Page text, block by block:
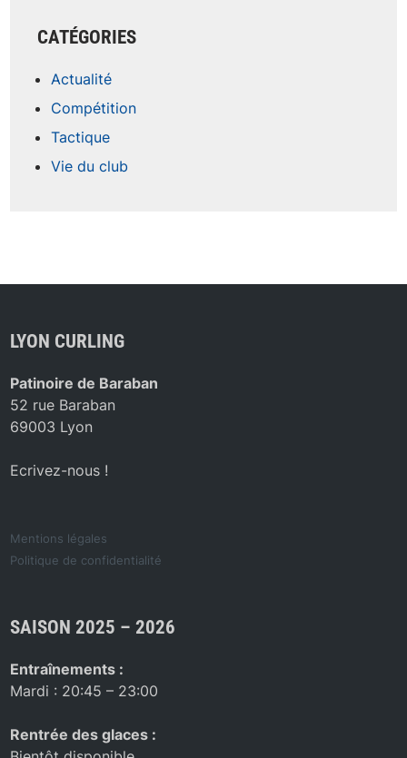
CATÉGORIES
Actualité
Compétition
Tactique
Vie du club
LYON CURLING
Patinoire de Baraban
52 rue Baraban
69003 Lyon
Ecrivez-nous !
Mentions légales
Politique de confidentialité
SAISON 2025 – 2026
Entraînements :
Mardi : 20:45 – 23:00
Rentrée des glaces :